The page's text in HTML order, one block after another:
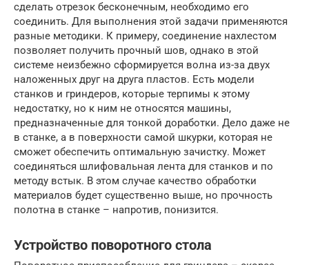
сделать отрезок бесконечным, необходимо его
соединить. Для выполнения этой задачи применяются
разные методики. К примеру, соединение нахлестом
позволяет получить прочный шов, однако в этой
системе неизбежно сформируется волна из-за двух
наложенных друг на друга пластов. Есть модели
станков и гриндеров, которые терпимы к этому
недостатку, но к ним не относятся машины,
предназначенные для тонкой доработки. Дело даже не
в станке, а в поверхности самой шкурки, которая не
сможет обеспечить оптимальную зачистку. Может
соединяться шлифовальная лента для станков и по
методу встык. В этом случае качество обработки
материалов будет существенно выше, но прочность
полотна в станке – напротив, понизится.
Устройство поворотного стола